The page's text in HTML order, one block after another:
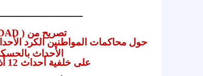
تصريح من (
حول محاكمات المواطنين الكرد
الأحداث
على خلفية أحداث 12 أذار 2004